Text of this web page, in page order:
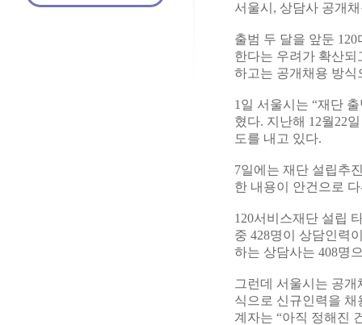
서울시, 상담사 공개
출범 두 달을 앞둔
한다는 우려가 확산
하고는 공개채용 방식
1일 서울시는 “재단
혔다. 지난해 12월22
도를 내고 있다.
7일에는 재단 설립추
한 내용이 안건으로
120서비스재단 설립
중 428명이 상담인력
하는 상담사는 408명
그런데 서울시는 공
식으로 신규인력을
계자는 “아직 정해진